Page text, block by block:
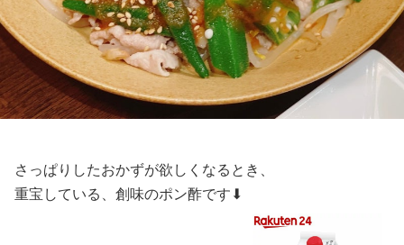
さっぱりしたおかずが欲しくなるとき、
重宝している、創味のポン酢です⬇︎